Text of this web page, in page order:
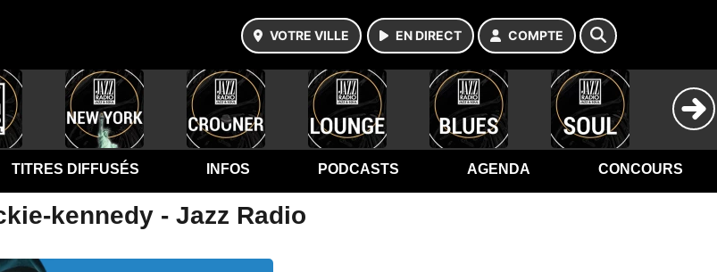
VOTRE VILLE EN DIRECT COMPTE
TITRES DIFFUSÉS INFOS PODCASTS AGENDA CONCOURS
kennedy - Jazz Radio